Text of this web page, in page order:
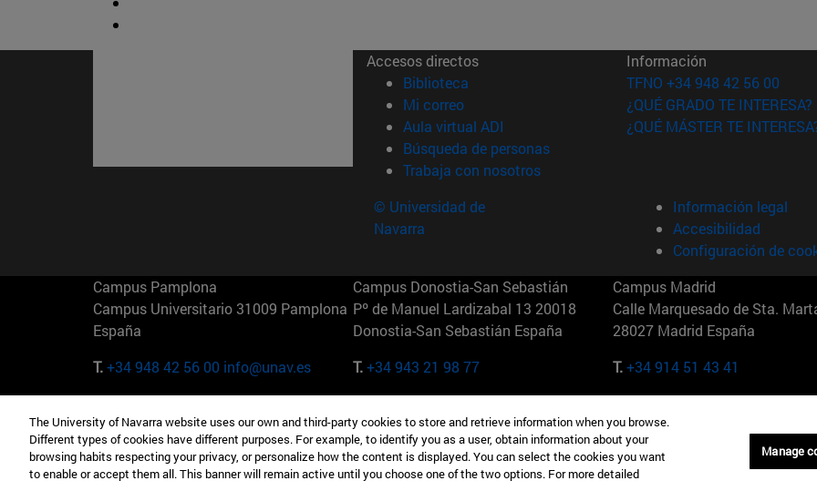
Accesos directos
Biblioteca (abre en nueva ventana)
Mi correo(abre en nueva ventana)
Aula virtual ADI (abre en nueva ventana)
Búsqueda de personas(abre en nueva ventana)
Trabaja con nosotros(abre en nueva ventana)
Información
TFNO +34 948 42 56 00
¿QUÉ GRADO TE INTERESA?
¿QUÉ MÁSTER TE
© Universidad de
Navarra
Información legal
Accesibilidad
Configuración de
Campus Pamplona
Campus Universitario 31009 Pamplona
España
T.+34 948 42 56 00 info@unav.es
Campus Donostia-San Sebastián
Pº de Manuel Lardizabal 13 20018
Donostia-San Sebastián España
T.+34 943 21 98 77
Campus Madrid
Calle Marquesado de Sta.
28027 Madrid España
T.+34 914 51 43 41
Camino del Cerro Águila 3 28023
Madrid España
165 W 57th St 10019-2201 Nueva York
EE.UU
Maria-Theresia-Straße 15 81675
Múnich Alemania
The University of Navarra website uses our own and third-party cookies to store and retrieve information when you browse.
Different types of cookies have different purposes. For example, to identify you as a user, obtain information about your
browsing habits respecting your privacy, or personalize how the content is displayed. You can select the cookies you want
to enable or accept them all. This banner will remain active until you choose one of the two options. For more detailed
Manage